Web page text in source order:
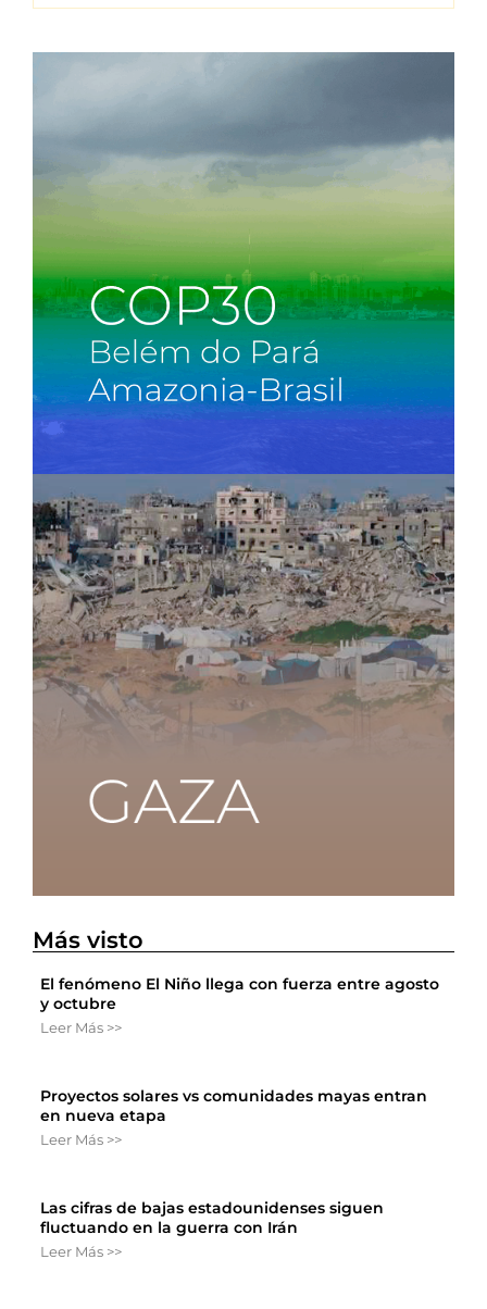
Más visto
El fenómeno El Niño llega con fuerza entre agosto
y octubre
Leer Más >>
Proyectos solares vs comunidades mayas entran
en nueva etapa
Leer Más >>
Las cifras de bajas estadounidenses siguen
fluctuando en la guerra con Irán
Leer Más >>